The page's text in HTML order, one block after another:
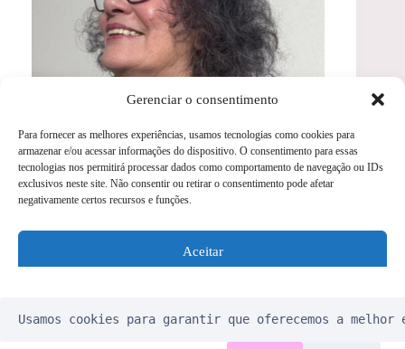
Gerenciar o consentimento
Para fornecer as melhores experiências, usamos tecnologias como cookies para
armazenar e/ou acessar informações do dispositivo. O consentimento para essas
tecnologias nos permitirá processar dados como comportamento de navegação ou IDs
exclusivos neste site. Não consentir ou retirar o consentimento pode afetar
negativamente certos recursos e funções.
Aceitar
Usamos cookies para garantir que oferecemos a
Artigos Recentes
Reflexologia Podal
Auriculoterapia para Insônia Passo a Passo
Alimentos Germinados